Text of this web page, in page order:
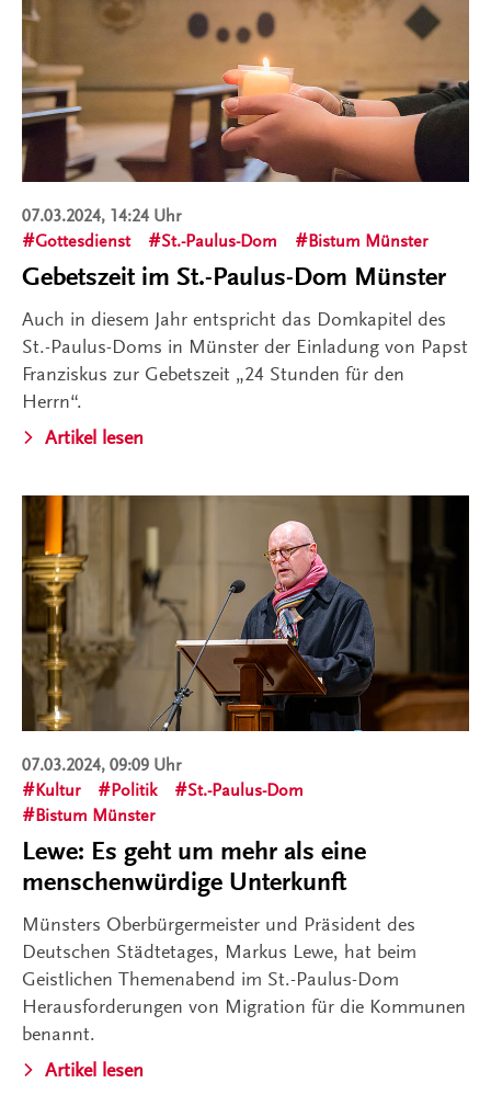
07.03.2024, 14:24 Uhr
Gottesdienst
St.-Paulus-Dom Bistum Münster
Gebetszeit im St.-Paulus-Dom Münster
Auch in diesem Jahr entspricht das Domkapitel des
St.-Paulus-Doms in Münster der Einladung von Papst
Franziskus zur Gebetszeit „24 Stunden für den
Herrn“.
Artikel lesen
07.03.2024, 09:09 Uhr
Kultur
Politik
St.-Paulus-Dom
Bistum Münster
Lewe: Es geht um mehr als eine
menschenwürdige Unterkunft
Münsters Oberbürgermeister und Präsident des
Deutschen Städtetages, Markus Lewe, hat beim
Geistlichen Themenabend im St.-Paulus-Dom
Herausforderungen von Migration für die Kommunen
benannt.
Artikel lesen